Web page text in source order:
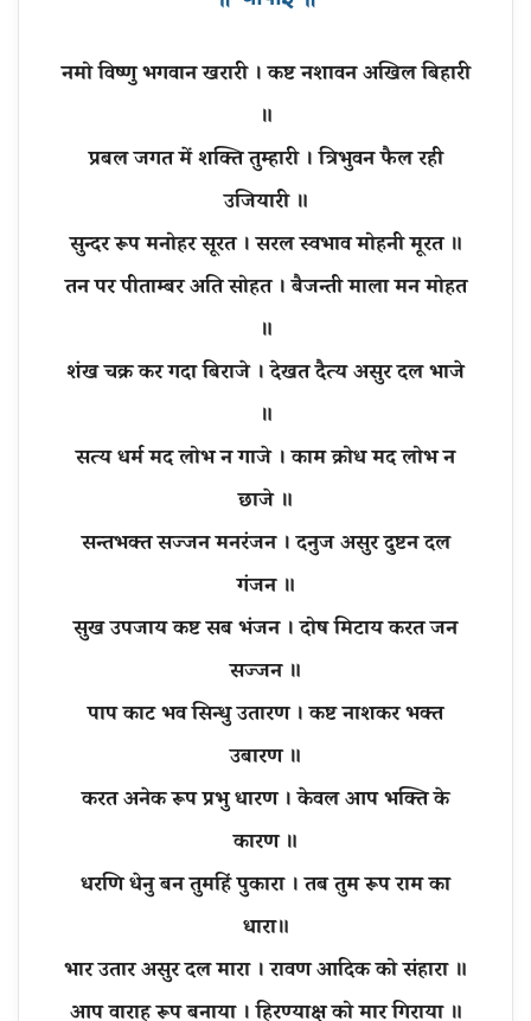
नमो विष्णु भगवान खरारी । कष्ट नशावन अखिल बिहारी
॥
प्रबल जगत में शक्ति तुम्हारी । त्रिभुवन फैल रही
उजियारी ॥
सुन्दर रूप मनोहर सूरत । सरल स्वभाव मोहनी मूरत ॥
तन पर पीताम्बर अति सोहत । बैजन्ती माला मन मोहत
॥
शंख चक्र कर गदा बिराजे । देखत दैत्य असुर दल भाजे
॥
सत्य धर्म मद लोभ न गाजे । काम क्रोध मद लोभ न
छाजे ॥
सन्तभक्त सज्जन मनरंजन । दनुज असुर दुष्टन दल
गंजन ॥
सुख उपजाय कष्ट सब भंजन । दोष मिटाय करत जन
सज्जन ॥
पाप काट भव सिन्धु उतारण । कष्ट नाशकर भक्त
उबारण ॥
करत अनेक रूप प्रभु धारण । केवल आप भक्ति के
कारण ॥
धरणि धेनु बन तुमहिं पुकारा । तब तुम रूप राम का
धारा॥
भार उतार असुर दल मारा । रावण आदिक को संहारा ॥